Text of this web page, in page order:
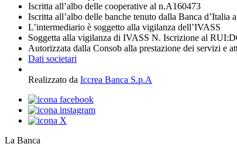
Iscritta all’albo delle cooperative al n.A160473
Iscritta all’albo delle banche tenuto dalla Banca d’Italia
L’intermediario è soggetto alla vigilanza dell’IVASS
Soggetta alla vigilanza di IVASS N. Iscrizione al
Autorizzata dalla Consob alla prestazione dei servizi e
Dati societari
Realizzato da Iccrea Banca S.p.A
La Banca